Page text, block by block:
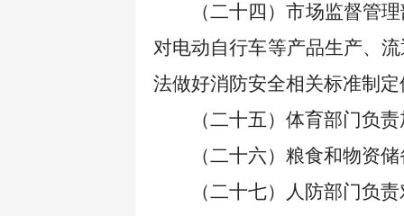
（二十四）市场监督管
对电动自行车等产品生产、
法做好消防安全相关标准制
（二十五）体育部门负
（二十六）粮食和物资
（二十七）人防部门负